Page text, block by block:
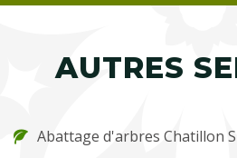
AUTRES
Abattage d'arbres Chatillon